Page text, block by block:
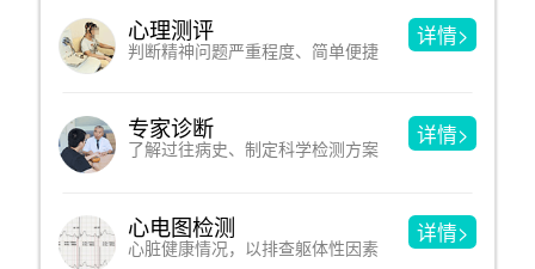
心理测评
判断精神问题严重程度、简单便捷
详情>
专家诊断
了解过往病史、制定科学检测方案
详情>
心电图检测
心脏健康情况，以排查躯体性因素
详情>